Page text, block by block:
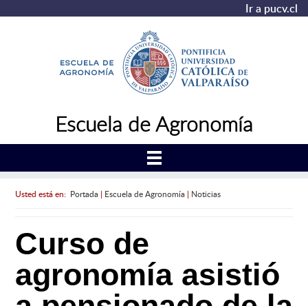
Ir a pucv.cl
Escuela de Agronomía
Usted está en: Portada| Escuela de Agronomía| Noticias
Curso de
agronomía asistió